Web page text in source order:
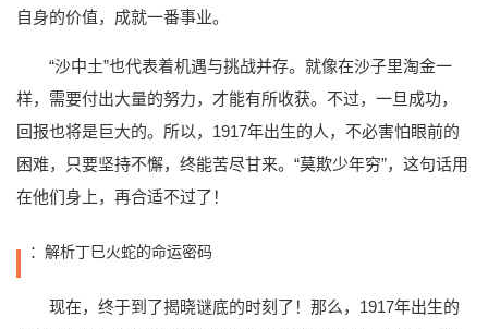
自身的价值，成就一番事业。
“沙中土”也代表着机遇与挑战并存。就像在沙子里淘金一
样，需要付出大量的努力，才能有所收获。不过，一旦成功，
回报也将是巨大的。所以，1917年出生的人，不必害怕眼前的
困难，只要坚持不懈，终能苦尽甘来。“莫欺少年穷”，这句话用
在他们身上，再合适不过了！
：解析丁巳火蛇的命运密码
现在，终于到了揭晓谜底的时刻了！那么，1917年出生的